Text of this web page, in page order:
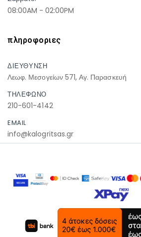
08:00AM - 02:00PM
πληροφοριες
ΔΙΕΥΘΥΝΣΗ
Λεωφ. Μεσογείων 571, Αγ. Παρασκευή
ΤΗΛΕΦΩΝΟ
210-601-4142
EMAIL
info@kalogritsas.gr